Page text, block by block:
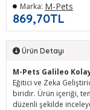
869,70TL
Marka: M-Pets
Ürün Detayı
M-Pets Galileo
Eğitici ve Zeka
biridir. Ürün içeriği,
düzenli şekilde